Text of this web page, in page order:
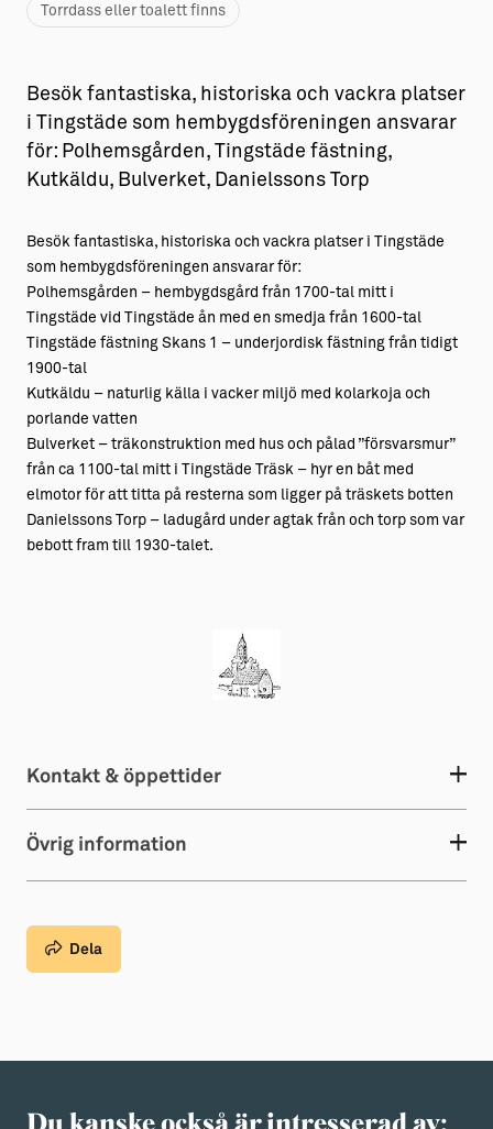
Torrdass eller toalett finns
Besök fantastiska, historiska och vackra platser
i Tingstäde som hembygdsföreningen ansvarar
för: Polhemsgården, Tingstäde fästning,
Kutkäldu, Bulverket, Danielssons Torp
Besök fantastiska, historiska och vackra platser i Tingstäde
som hembygdsföreningen ansvarar för:
Polhemsgården – hembygdsgård från 1700-tal mitt i
Tingstäde vid Tingstäde ån med en smedja från 1600-tal
Tingstäde fästning Skans 1 – underjordisk fästning från tidigt
1900-tal
Kutkäldu – naturlig källa i vacker miljö med kolarkoja och
porlande vatten
Bulverket – träkonstruktion med hus och pålad ”försvarsmur”
från ca 1100-tal mitt i Tingstäde Träsk – hyr en båt med
elmotor för att titta på resterna som ligger på träskets botten
Danielssons Torp – ladugård under agtak från och torp som var
bebott fram till 1930-talet.
Kontakt & öppettider
Övrig information
Dela
Du kanske också är intresserad av: